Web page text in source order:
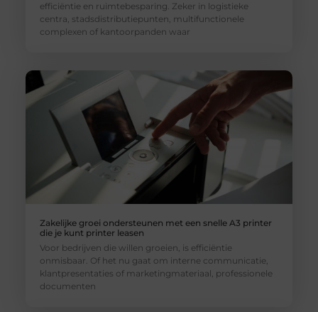
efficiëntie en ruimtebesparing. Zeker in logistieke
centra, stadsdistributiepunten, multifunctionele
complexen of kantoorpanden waar
Zakelijke groei ondersteunen met een snelle A3 printer
die je kunt printer leasen
Voor bedrijven die willen groeien, is efficiëntie
onmisbaar. Of het nu gaat om interne communicatie,
klantpresentaties of marketingmateriaal, professionele
documenten